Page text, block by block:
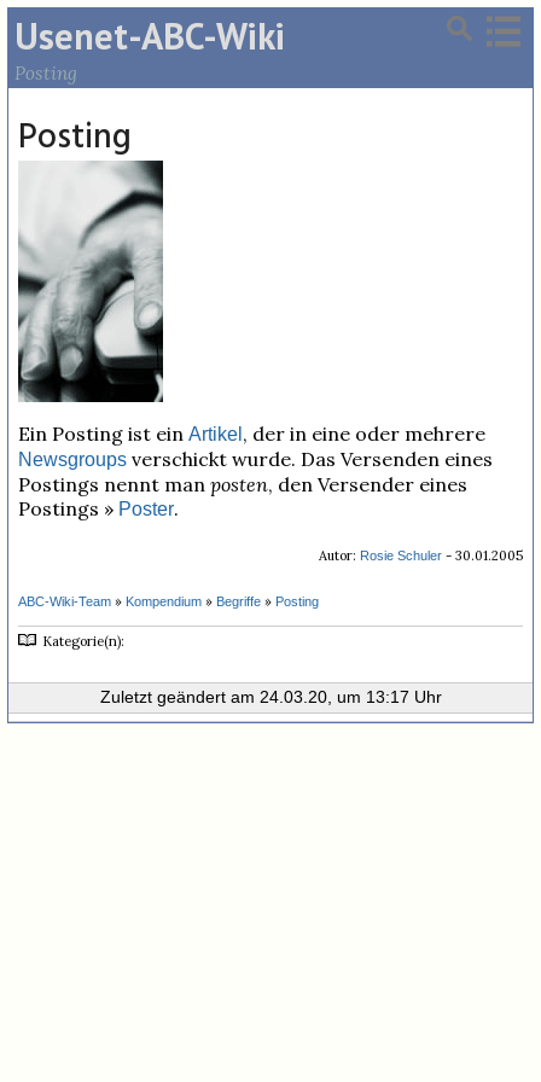
Usenet-ABC-Wiki
Posting
Posting
Ein Posting ist ein Artikel , der in eine oder mehrere
Newsgroups verschickt wurde. Das Versenden eines
Postings nennt man posten, den Versender eines
Postings » Poster.
Autor: Rosie Schuler - 30.01.2005
ABC-Wiki-Team » Kompendium » Begriffe » Posting
Kategorie(n):
Zuletzt geändert am 24.03.20, um 13:17 Uhr